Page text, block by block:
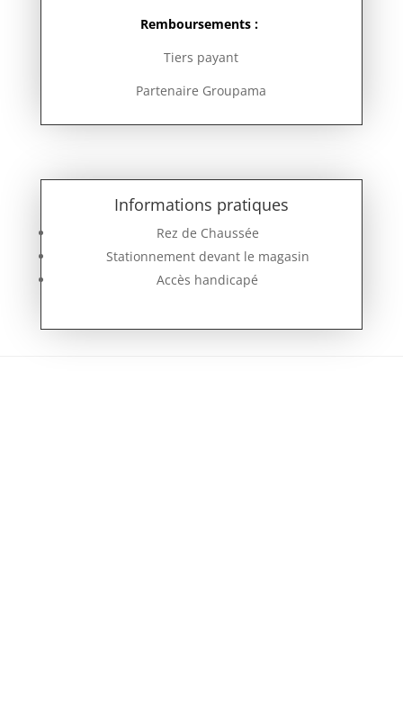
Remboursements :
Tiers payant
Partenaire Groupama
Informations pratiques
Rez de Chaussée
Stationnement devant le magasin
Accès handicapé